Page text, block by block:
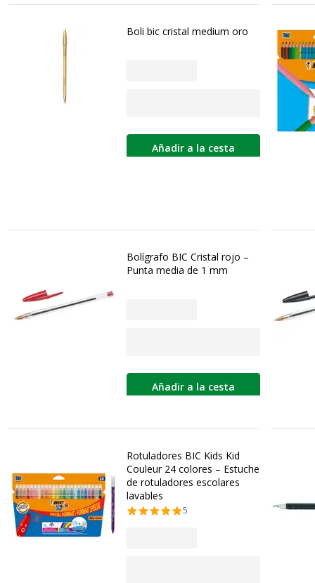
Boli bic cristal medium oro
Añadir a la cesta
Bolígrafo BIC Cristal rojo –
Punta media de 1 mm
Añadir a la cesta
Rotuladores BIC Kids Kid
Couleur 24 colores – Estuche
de rotuladores escolares
lavables
5